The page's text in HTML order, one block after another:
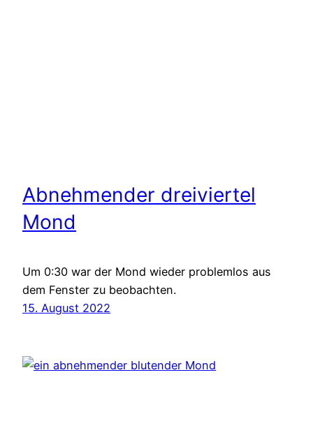
Abnehmender dreiviertel
Mond
Um 0:30 war der Mond wieder problemlos aus
dem Fenster zu beobachten.
15. August 2022